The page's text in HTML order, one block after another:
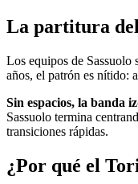
La partitura del
Los equipos de Sassuolo
años, el patrón es nítido:
Sin espacios, la banda
Sassuolo termina
transiciones rápidas.
¿Por qué el